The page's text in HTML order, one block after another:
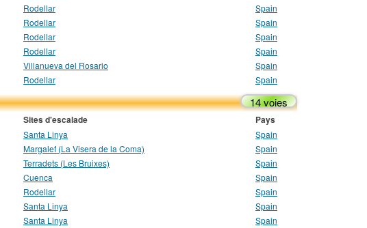
Rodellar
Spain
Rodellar
Spain
Rodellar
Spain
Rodellar
Spain
Villanueva del Rosario
Spain
Rodellar Spain
14 voies
Sites d'escalade Pays
Santa Linya
Spain
Margalef (La Visera de la Coma)
Spain
Terradets (Les Bruixes)
Spain
Cuenca
Spain
Rodellar
Spain
Santa Linya
Spain
Santa Linya
Spain